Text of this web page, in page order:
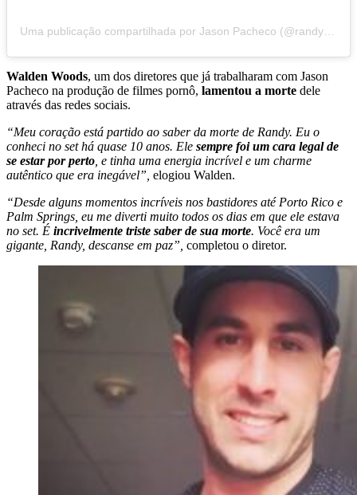
Uma publicação compartilhada por Jason Pacheco (@randysc22)
Walden Woods, um dos diretores que já trabalharam com Jason
Pacheco na produção de filmes pornô, lamentou a morte dele
através das redes sociais.
“Meu coração está partido ao saber da morte de Randy. Eu o
conheci no set há quase 10 anos. Ele sempre foi um cara legal de
se estar por perto , e tinha uma energia incrível e um charme
autêntico que era inegável”, elogiou Walden.
“Desde alguns momentos incríveis nos bastidores até Porto Rico e
Palm Springs, eu me diverti muito todos os dias em que ele estava
no set. É incrivelmente triste saber de sua morte. Você era um
gigante, Randy, descanse em paz”, completou o diretor.